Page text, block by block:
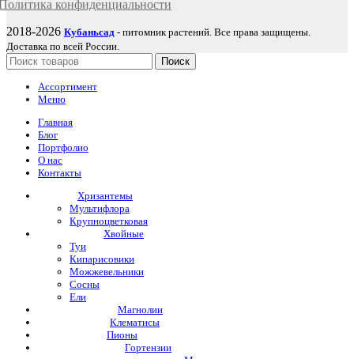
конфиденциальности
2018-2026 Кубаньсад - питомник растений. Все права защищены.
Доставка по всей России.
Поиск
Ассортимент
Меню
Главная
Блог
Портфолио
О нас
Контакты
Хризантемы
Мультифлора
Крупноцветковая
Хвойные
Туи
Кипарисовики
Можжевельники
Сосны
Ели
Магнолии
Клематисы
Пионы
Гортензии